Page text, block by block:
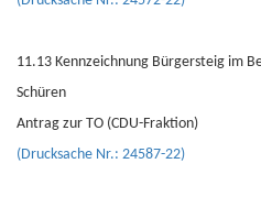
11.13 Kennzeichnung Bürgersteig im
Schüren
Antrag zur TO (CDU-Fraktion)
(Drucksache Nr.: 24587-22)